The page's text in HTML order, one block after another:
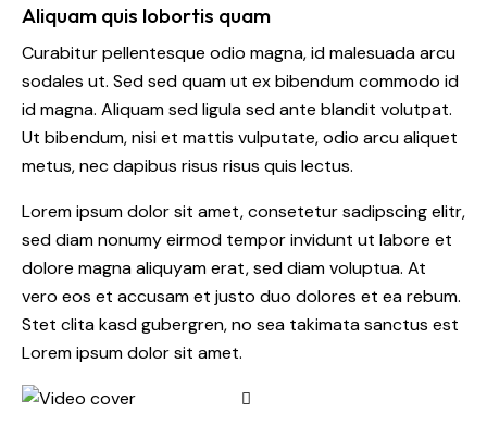
Aliquam quis lobortis quam
Curabitur pellentesque odio magna, id malesuada arcu
sodales ut. Sed sed quam ut ex bibendum commodo id
id magna. Aliquam sed ligula sed ante blandit volutpat.
Ut bibendum, nisi et mattis vulputate, odio arcu aliquet
metus, nec dapibus risus risus quis lectus.
Lorem ipsum dolor sit amet, consetetur sadipscing elitr,
sed diam nonumy eirmod tempor invidunt ut labore et
dolore magna aliquyam erat, sed diam voluptua. At
vero eos et accusam et justo duo dolores et ea rebum.
Stet clita kasd gubergren, no sea takimata sanctus est
Lorem ipsum dolor sit amet.